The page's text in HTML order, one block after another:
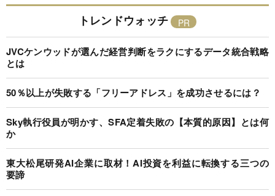
トレンドウォッチ
JVCケンウッドが選んだ経営判断をラクにするデータ統合戦略
とは
50％以上が失敗する「フリーアドレス」を成功させるには？
Sky執行役員が明かす、SFA定着失敗の【本質的原因】とは何
か
東大松尾研発AI企業に取材！AI投資を利益に転換する三つの
要諦